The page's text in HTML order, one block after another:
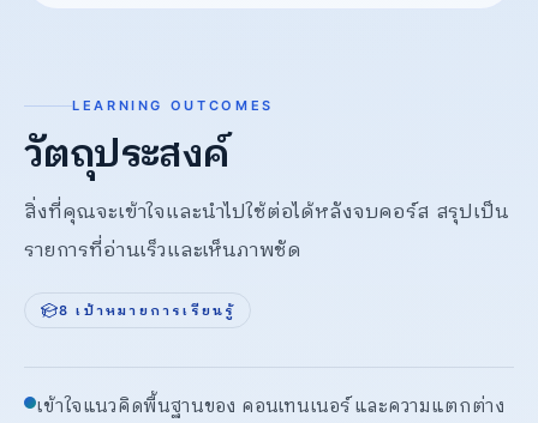
LEARNING OUTCOMES
วัตถุประสงค์
สิ่งที่คุณจะเข้าใจและนำไปใช้ต่อได้หลังจบคอร์ส สรุปเป็น
รายการที่อ่านเร็วและเห็นภาพชัด
8 เป้าหมายการเรียนรู้
เข้าใจแนวคิดพื้นฐานของ คอนเทนเนอร์ และความแตกต่าง